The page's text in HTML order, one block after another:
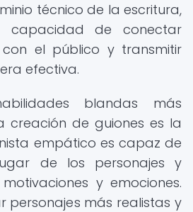
técnico de la escritura,
capacidad de conectar
con el público y transmitir
efectiva.
blandas más
creación de guiones es la
empático es capaz de
de los personajes y
y emociones.
personajes más realistas y